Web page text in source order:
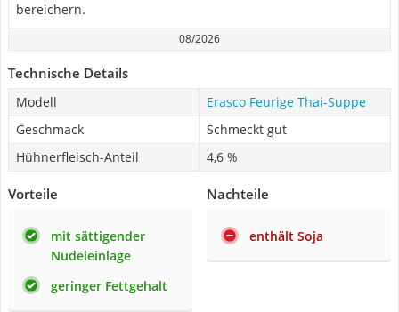
bereichern.
08/2026
Technische Details
Modell
Erasco Feurige Thai-Suppe
Geschmack
Schmeckt gut
Hühnerfleisch-Anteil
4,6 %
Vorteile
mit sättigender
Nudeleinlage
geringer Fettgehalt
Nachteile
enthält Soja